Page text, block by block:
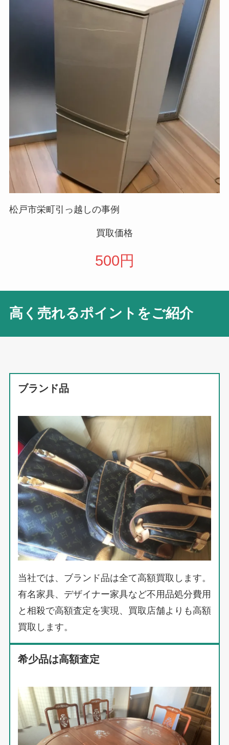
松戸市栄町引っ越しの事例
買取価格
500円
高く売れるポイントをご紹介
ブランド品
当社では、ブランド品は全て高額買取します。
有名家具、デザイナー家具など不用品処分費用
と相殺で高額査定を実現、買取店舗よりも高額
買取します。
希少品は高額査定